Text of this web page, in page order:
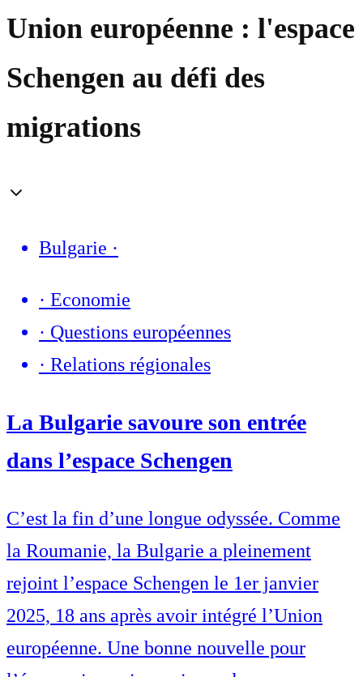
Union européenne : l'espace
Schengen au défi des
migrations
Bulgarie ·
· Economie
· Questions européennes
· Relations régionales
La Bulgarie savoure son entrée
dans l’espace Schengen
C’est la fin d’une longue odyssée. Comme
la Roumanie, la Bulgarie a pleinement
rejoint l’espace Schengen le 1er janvier
2025, 18 ans après avoir intégré l’Union
européenne. Une bonne nouvelle pour